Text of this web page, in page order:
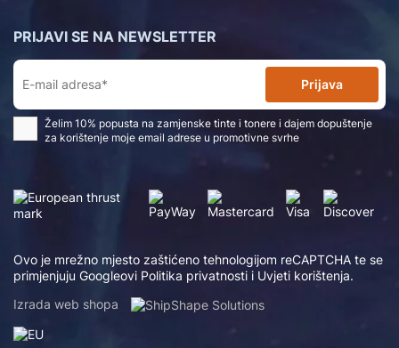
Ovo je mrežno mjesto zaštićeno tehnologijom reCAPTCHA te se
primjenjuju Googleovi Politika privatnosti i Uvjeti korištenja.
Izrada web shopa
PRIJAVI SE NA NEWSLETTER
Prijava
Želim 10% popusta na zamjenske tinte i tonere i dajem dopuštenje
za korištenje moje email adrese u promotivne svrhe